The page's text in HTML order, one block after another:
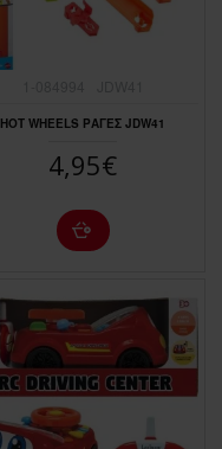
HOT WHEELS ΡΑΓΕΣ JDW41
4,95€